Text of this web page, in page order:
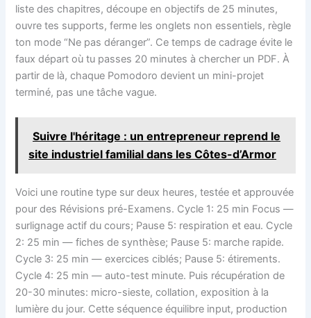
liste des chapitres, découpe en objectifs de 25 minutes,
ouvre tes supports, ferme les onglets non essentiels, règle
ton mode “Ne pas déranger”. Ce temps de cadrage évite le
faux départ où tu passes 20 minutes à chercher un PDF. À
partir de là, chaque Pomodoro devient un mini-projet
terminé, pas une tâche vague.
Suivre l'héritage : un entrepreneur reprend le
site industriel familial dans les Côtes-d’Armor
Voici une routine type sur deux heures, testée et approuvée
pour des Révisions pré-Examens. Cycle 1: 25 min Focus —
surlignage actif du cours; Pause 5: respiration et eau. Cycle
2: 25 min — fiches de synthèse; Pause 5: marche rapide.
Cycle 3: 25 min — exercices ciblés; Pause 5: étirements.
Cycle 4: 25 min — auto-test minute. Puis récupération de
20-30 minutes: micro-sieste, collation, exposition à la
lumière du jour. Cette séquence équilibre input, production